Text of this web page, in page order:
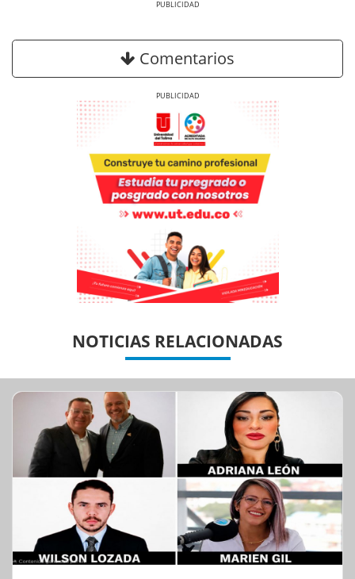
Comentarios
NOTICIAS RELACIONADAS